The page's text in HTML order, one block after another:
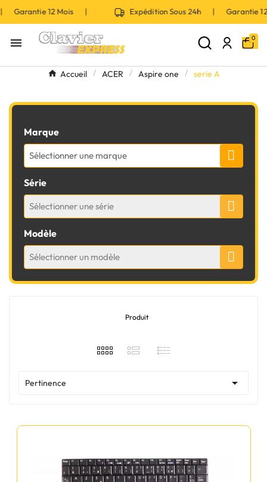
Garantie 12 Mois | Expédition Sous 24h | Garantie
 0
Accueil ACER Aspire one serie A
Marque
Sélectionner une marque
Série
Sélectionner une série
Modèle
Sélectionner un modèle
Produit
Pertinence 